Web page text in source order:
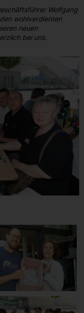
Wolfgang
wohlverdienten
neuen
bei uns.